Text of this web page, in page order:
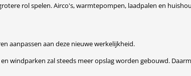
rol spelen. Airco's, warmtepompen, laadpalen en
aanpassen aan deze nieuwe werkelijkheid.
windparken zal steeds meer opslag worden gebouwd.